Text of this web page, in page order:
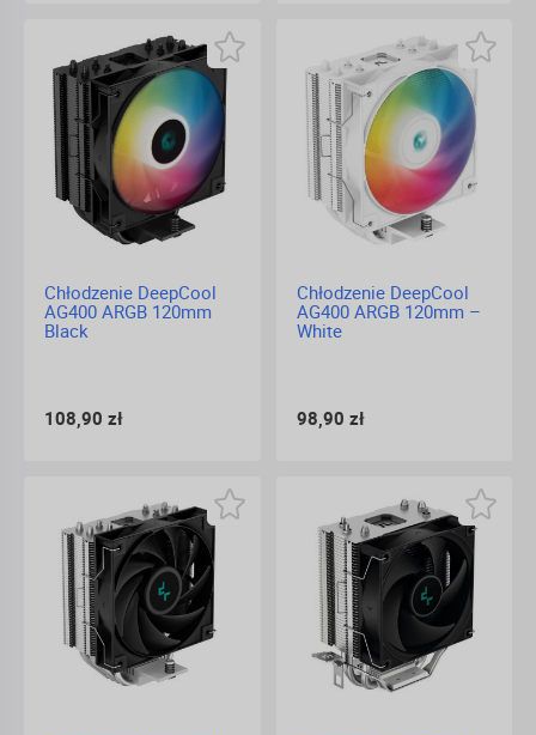
Chłodzenie DeepCool
AG400 ARGB 120mm
Black
108,90 zł
Chłodzenie DeepCool
AG400 ARGB 120mm –
White
98,90 zł